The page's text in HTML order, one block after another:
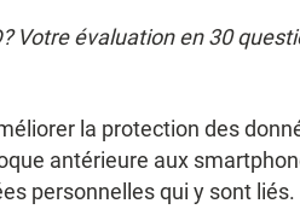
Votre évaluation en 30
la protection des
antérieure aux
personnelles qui y sont liés.